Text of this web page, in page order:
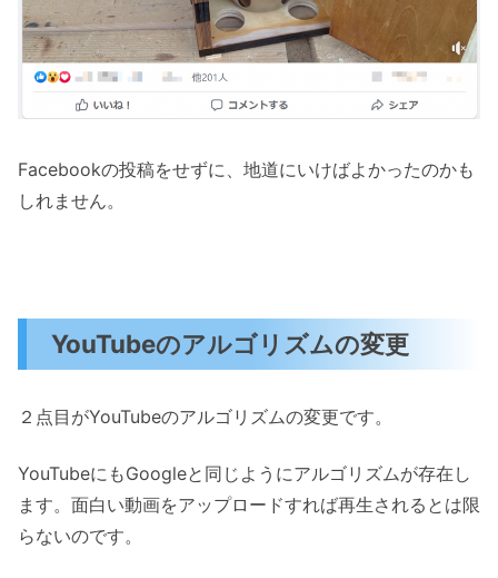
Facebookの投稿をせずに、地道にいけばよかったのかも
しれません。
YouTubeのアルゴリズムの変更
２点目がYouTubeのアルゴリズムの変更です。
YouTubeにもGoogleと同じようにアルゴリズムが存在し
ます。面白い動画をアップロードすれば再生されるとは限
らないのです。